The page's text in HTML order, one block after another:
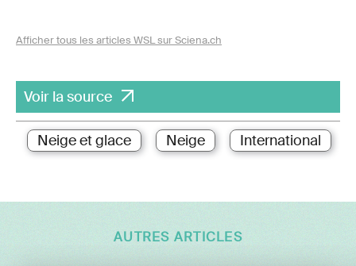
Afficher tous les articles WSL sur Sciena.ch
Voir la source
Neige et glace Neige International
AUTRES ARTICLES